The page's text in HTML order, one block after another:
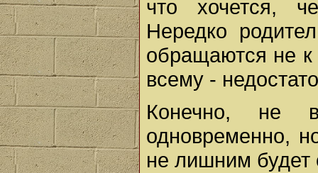
что хочется,
Нередко
обращаются не к
всему -
Конечно, не
одновременно,
не лишним будет